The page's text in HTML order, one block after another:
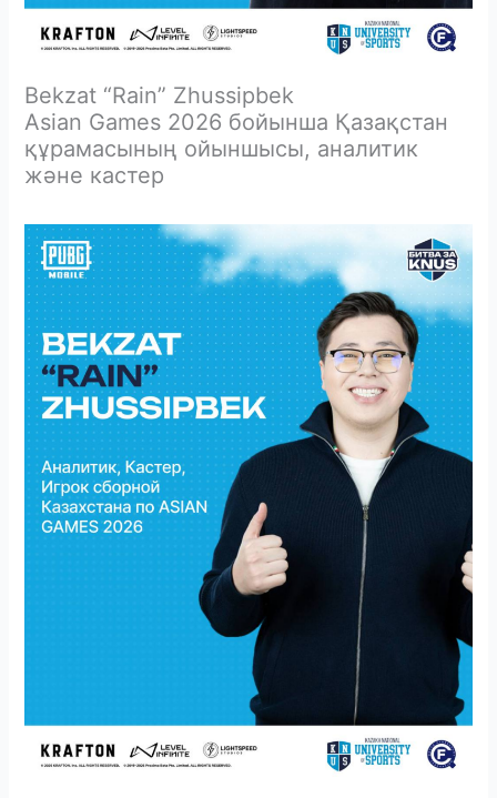
Bekzat “Rain” Zhussipbek
Asian Games 2026 бойынша Қазақстан
құрамасының ойыншысы, аналитик
және кастер